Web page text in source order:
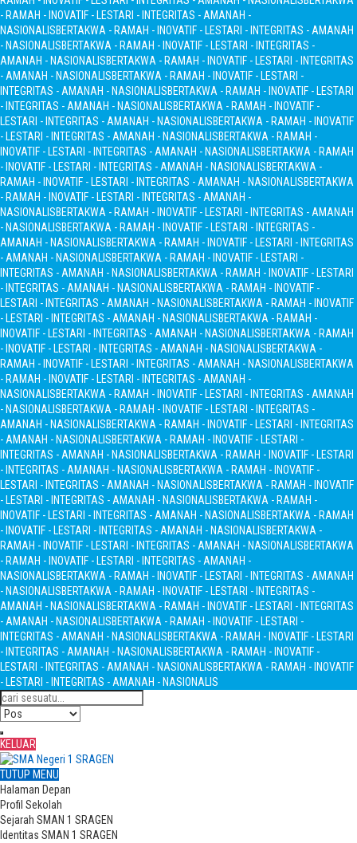
- RAMAH - INOVATIF - LESTARI - INTEGRITAS - AMANAH -
NASIONALISBERTAKWA - RAMAH - INOVATIF - LESTARI - INTEGRITAS - AMANAH
- NASIONALISBERTAKWA - RAMAH - INOVATIF - LESTARI - INTEGRITAS -
AMANAH - NASIONALISBERTAKWA - RAMAH - INOVATIF - LESTARI - INTEGRITAS
- AMANAH - NASIONALISBERTAKWA - RAMAH - INOVATIF - LESTARI -
INTEGRITAS - AMANAH - NASIONALISBERTAKWA - RAMAH - INOVATIF - LESTARI
- INTEGRITAS - AMANAH - NASIONALISBERTAKWA - RAMAH - INOVATIF -
LESTARI - INTEGRITAS - AMANAH - NASIONALISBERTAKWA - RAMAH - INOVATIF
- LESTARI - INTEGRITAS - AMANAH - NASIONALISBERTAKWA - RAMAH -
INOVATIF - LESTARI - INTEGRITAS - AMANAH - NASIONALISBERTAKWA - RAMAH
- INOVATIF - LESTARI - INTEGRITAS - AMANAH - NASIONALISBERTAKWA -
RAMAH - INOVATIF - LESTARI - INTEGRITAS - AMANAH - NASIONALISBERTAKWA
- RAMAH - INOVATIF - LESTARI - INTEGRITAS - AMANAH -
NASIONALISBERTAKWA - RAMAH - INOVATIF - LESTARI - INTEGRITAS - AMANAH
- NASIONALISBERTAKWA - RAMAH - INOVATIF - LESTARI - INTEGRITAS -
AMANAH - NASIONALISBERTAKWA - RAMAH - INOVATIF - LESTARI - INTEGRITAS
- AMANAH - NASIONALISBERTAKWA - RAMAH - INOVATIF - LESTARI -
INTEGRITAS - AMANAH - NASIONALISBERTAKWA - RAMAH - INOVATIF - LESTARI
- INTEGRITAS - AMANAH - NASIONALISBERTAKWA - RAMAH - INOVATIF -
LESTARI - INTEGRITAS - AMANAH - NASIONALISBERTAKWA - RAMAH - INOVATIF
- LESTARI - INTEGRITAS - AMANAH - NASIONALISBERTAKWA - RAMAH -
INOVATIF - LESTARI - INTEGRITAS - AMANAH - NASIONALISBERTAKWA - RAMAH
- INOVATIF - LESTARI - INTEGRITAS - AMANAH - NASIONALISBERTAKWA -
RAMAH - INOVATIF - LESTARI - INTEGRITAS - AMANAH - NASIONALISBERTAKWA
- RAMAH - INOVATIF - LESTARI - INTEGRITAS - AMANAH -
NASIONALISBERTAKWA - RAMAH - INOVATIF - LESTARI - INTEGRITAS - AMANAH
- NASIONALISBERTAKWA - RAMAH - INOVATIF - LESTARI - INTEGRITAS -
AMANAH - NASIONALISBERTAKWA - RAMAH - INOVATIF - LESTARI - INTEGRITAS
- AMANAH - NASIONALISBERTAKWA - RAMAH - INOVATIF - LESTARI -
INTEGRITAS - AMANAH - NASIONALISBERTAKWA - RAMAH - INOVATIF - LESTARI
- INTEGRITAS - AMANAH - NASIONALISBERTAKWA - RAMAH - INOVATIF -
LESTARI - INTEGRITAS - AMANAH - NASIONALISBERTAKWA - RAMAH - INOVATIF
- LESTARI - INTEGRITAS - AMANAH - NASIONALISBERTAKWA - RAMAH -
INOVATIF - LESTARI - INTEGRITAS - AMANAH - NASIONALISBERTAKWA - RAMAH
- INOVATIF - LESTARI - INTEGRITAS - AMANAH - NASIONALISBERTAKWA -
RAMAH - INOVATIF - LESTARI - INTEGRITAS - AMANAH - NASIONALISBERTAKWA
- RAMAH - INOVATIF - LESTARI - INTEGRITAS - AMANAH -
NASIONALISBERTAKWA - RAMAH - INOVATIF - LESTARI - INTEGRITAS - AMANAH
- NASIONALISBERTAKWA - RAMAH - INOVATIF - LESTARI - INTEGRITAS -
AMANAH - NASIONALISBERTAKWA - RAMAH - INOVATIF - LESTARI - INTEGRITAS
- AMANAH - NASIONALISBERTAKWA - RAMAH - INOVATIF - LESTARI -
INTEGRITAS - AMANAH - NASIONALISBERTAKWA - RAMAH - INOVATIF - LESTARI
- INTEGRITAS - AMANAH - NASIONALISBERTAKWA - RAMAH - INOVATIF -
LESTARI - INTEGRITAS - AMANAH - NASIONALISBERTAKWA - RAMAH - INOVATIF
- LESTARI - INTEGRITAS - AMANAH - NASIONALIS
KELUAR
TUTUP MENU
Halaman Depan
Profil Sekolah
Sejarah SMAN 1 SRAGEN
Identitas SMAN 1 SRAGEN